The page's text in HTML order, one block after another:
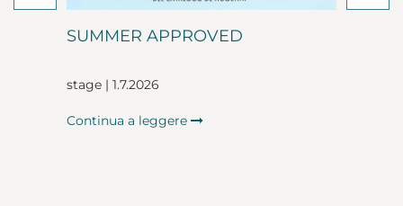
SUMMER APPROVED
stage | 1.7.2026
Continua a leggere